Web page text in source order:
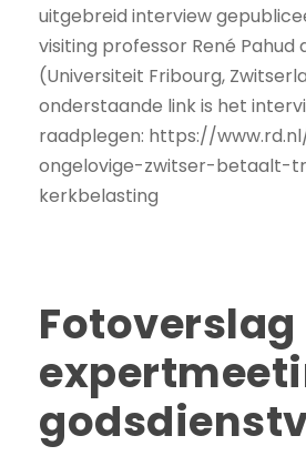
uitgebreid interview
visiting professor René Pahud
(Universiteit Fribourg,
onderstaande link is het
raadplegen: https://
ongelovige-zwitser-betaalt-
kerkbelasting
Fotoverslag